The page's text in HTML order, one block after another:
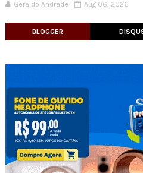
Geraldo Andrade Aug 06, 2026
BLOGGER